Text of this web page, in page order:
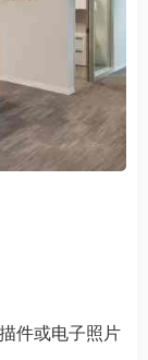
件或电子照片